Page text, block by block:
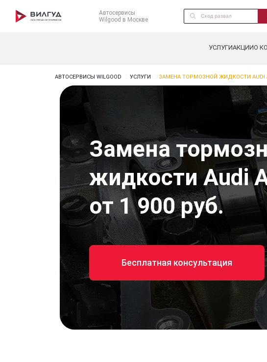
Автосервисы
Wilgood в Москве
УСЛУГИАКЦИИО
АВТОСЕРВИСЫ WILGOOD УСЛУГИ ЗАМЕНА ТОРМОЗНОЙ ЖИДКОСТИ AUDI
Замена
жидкости Audi
от 1 900 руб.
Бесплатная консультация